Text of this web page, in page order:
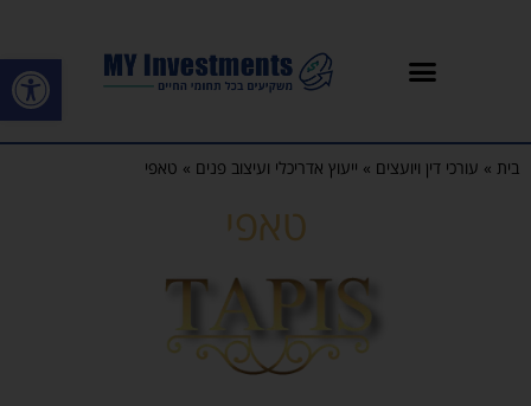
פתח
בית » עורכי דין ויועצים » ייעוץ אדריכלי ועיצוב פנים » טאפי
טאפי